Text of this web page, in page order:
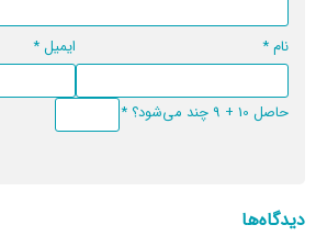
نام* ایمیل*
حاصل 10 + 9 چند می‌شود؟ *
دیدگاه‌ها